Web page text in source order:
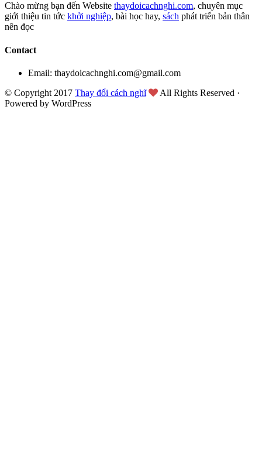
Chào mừng bạn đến Website thaydoicachnghi.com, chuyên mục
giới thiệu tin tức khởi nghiệp, bài học hay, sách phát triển bản thân
nên đọc
Contact
Email: thaydoicachnghi.com@gmail.com
© Copyright 2017 Thay đổi cách nghĩ
All Rights Reserved ·
Powered by WordPress